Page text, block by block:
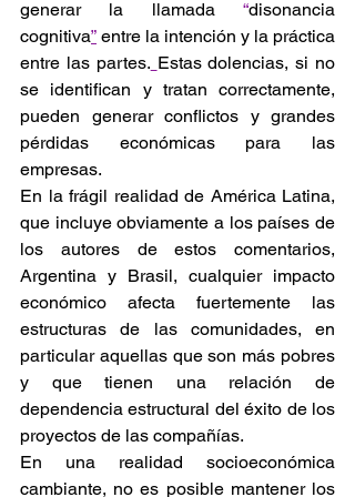
generar la llamada “disonancia
cognitiva” entre la intención y la práctica
entre las partes. Estas dolencias, si no
se identifican y tratan correctamente,
pueden generar conflictos y grandes
pérdidas económicas para las
empresas.
En la frágil realidad de América Latina,
que incluye obviamente a los países de
los autores de estos comentarios,
Argentina y Brasil, cualquier impacto
económico afecta fuertemente las
estructuras de las comunidades, en
particular aquellas que son más pobres
y que tienen una relación de
dependencia estructural del éxito de los
proyectos de las compañías.
En una realidad socioeconómica
cambiante, no es posible mantener los